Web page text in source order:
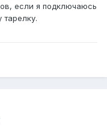
если я подключаюсь
тарелку.